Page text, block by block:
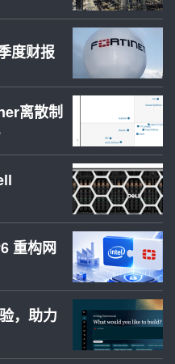
度财报
离散制
重构网
，助力